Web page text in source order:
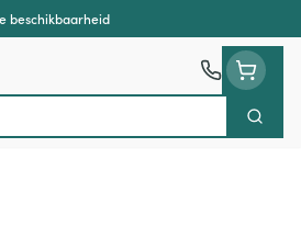
beschikbaarheid
Zoek